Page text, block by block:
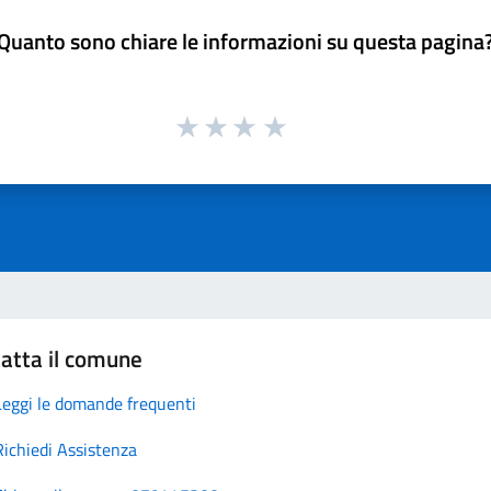
sono chiare le informazioni su questa
il comune
le domande frequenti
Assistenza